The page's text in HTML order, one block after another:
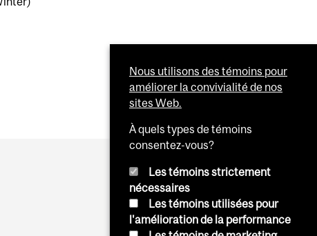
Nous utilisons des témoins pour
améliorer la convivialité de nos
sites Web.
À quels types de témoins
consentez-vous?
Les témoins strictement
nécessaires
Les témoins utilisées pour
l'amélioration de la performance